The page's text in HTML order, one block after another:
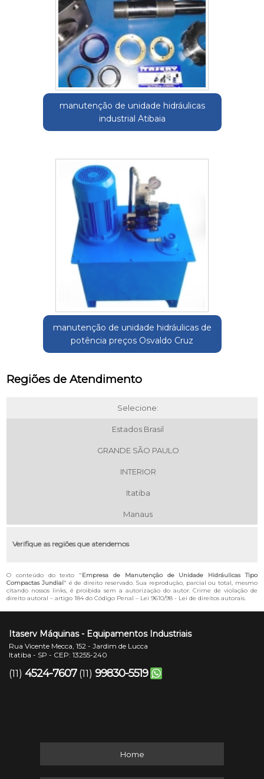
manutenção de unidade hidráulicas
industrial Atibaia
manutenção de unidade hidráulicas de
potência preços Osvaldo Cruz
Regiões de Atendimento
Selecione:
Estados Brasil
GRANDE SÃO PAULO
INTERIOR
Itatiba
Manaus
Verifique as regiões que atendemos
O conteúdo do texto "Empresa de Manutenção de Unidade Hidráulicas Tipo
Compactas Jundiaí" é de direito reservado. Sua reprodução, parcial ou total, mesmo
citando nossos links, é proibida sem a autorização do autor. Crime de violação de
direito autoral – artigo 184 do Código Penal – Lei 9610/98 - Lei de direitos autorais.
Itaserv Máquinas - Equipamentos Industriais
Rua Vicente Mecca, 152 - Jardim de Lucca
Itatiba - SP - CEP: 13255-240
(11) 4524-7607 (11) 99830-5519
Home